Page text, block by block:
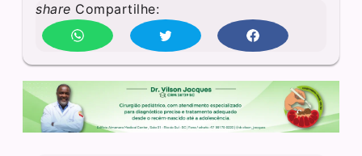
share Compartilhe: